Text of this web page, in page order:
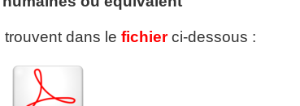
trouvent dans le fichier ci-dessous :